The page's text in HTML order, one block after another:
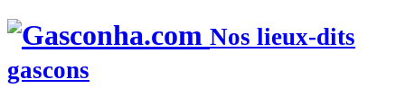
Nos lieux-dits
gascons